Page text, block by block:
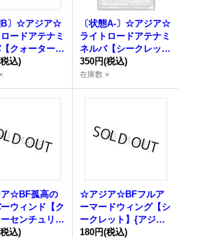
B〕☆アジア☆
ードアテナミ
クォーターセ
ーシークレッ
ジアLEDE-JP
ンクロ》
込)
〔状態A-〕☆アジア☆
ライトロードアテナミ
ネルバ【シークレッ
ト】{アジアLEDE-JP
043}《シンクロ》
350円(税込)
在庫数 ×
☆BF孤高の
ウィンド【ク
センチュリー
ット】{アジ
込)
☆アジア☆BFフルア
ーマードウィング【シ
ークレット】{アジア
QCCP-JP138}《シン
180円(税込)